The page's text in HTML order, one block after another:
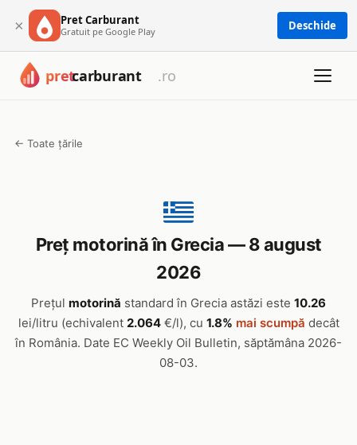
× Pret Carburant
Gratuit pe Google Play Deschide
← Toate țările
Preț motorină în Grecia — 8 august
2026
Prețul motorină standard în Grecia astăzi este 10.26
lei/litru (echivalent 2.064€/l), cu 1.8% mai scumpă decât
în România. Date EC Weekly Oil Bulletin, săptămâna 2026-
08-03.